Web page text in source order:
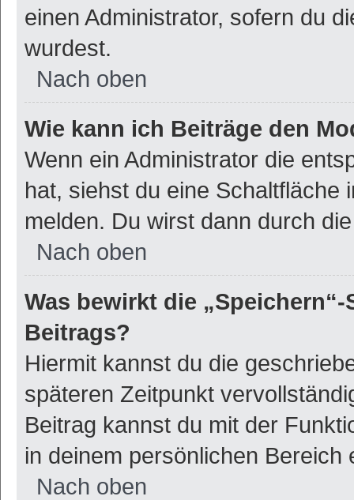
einen Administrator, sofern du
wurdest.
Nach oben
Wie kann ich Beiträge den
Wenn ein Administrator die
hat, siehst du eine Schaltfläche
melden. Du wirst dann durch
Nach oben
Was bewirkt die
Beitrags?
Hiermit kannst du die
späteren Zeitpunkt
Beitrag kannst du mit der
in deinem persönlichen Bereich
Nach oben